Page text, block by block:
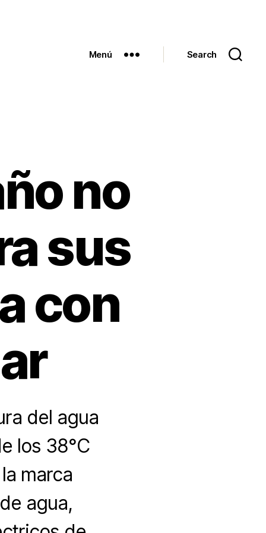
Menú Search
no
sus
con
del agua
los 38°C
marca
agua,